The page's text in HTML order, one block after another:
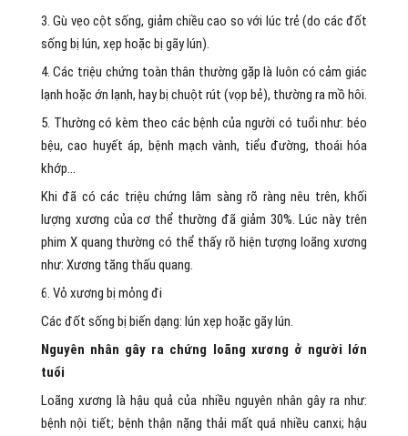
3. Gù vẹo cột sống, giảm chiều cao so với lúc trẻ (do các đốt
sống bị lún, xẹp hoặc bị gãy lún).
4. Các triệu chứng toàn thân thường gặp là luôn có cảm giác
lạnh hoặc ớn lạnh, hay bị chuột rút (vọp bẻ), thường ra mồ hôi.
5. Thường có kèm theo các bệnh của người có tuổi như: béo
bệu, cao huyết áp, bệnh mạch vành, tiểu đường, thoái hóa
khớp…
Khi đã có các triệu chứng lâm sàng rõ ràng nêu trên, khối
lượng xương của cơ thể thường đã giảm 30%. Lúc này trên
phim X quang thường có thể thấy rõ hiện tượng loãng xương
như: Xương tăng thấu quang.
6. Vỏ xương bị mỏng đi
Các đốt sống bị biến dạng: lún xẹp hoặc gãy lún.
Nguyên nhân gây ra chứng loãng xương ở người lớn
tuổi
Loãng xương là hậu quả của nhiều nguyên nhân gây ra như:
bệnh nội tiết; bệnh thận nặng thải mất quá nhiều canxi; hậu